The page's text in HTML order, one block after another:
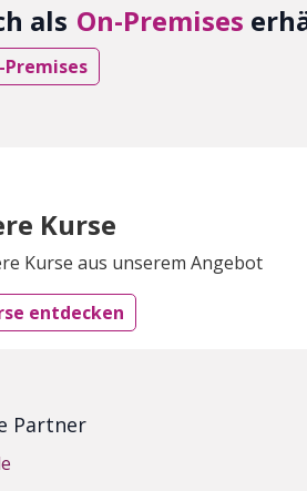
als On-Premises
Premises
Kurse
Kurse aus unserem Angebot
entdecken
Partner